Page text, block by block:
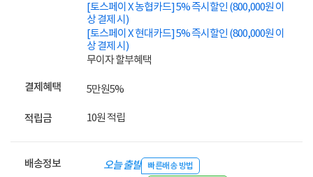
[토스페이 X 농협카드] 5% 즉시할인 (800,000원 이
상 결제 시)
[토스페이 X 현대카드] 5% 즉시할인 (800,000원 이
상 결제 시)
무이자 할부혜택
결제혜택 5만원5%
적립금 10원 적립
배송정보 오늘 출발 빠른배송 방법